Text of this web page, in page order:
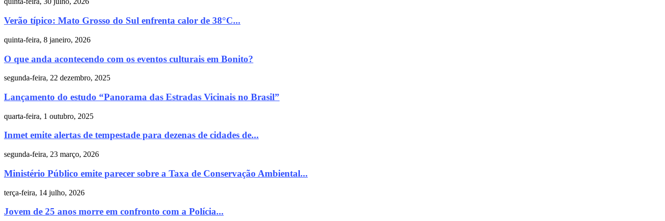
Verão típico: Mato Grosso do Sul enfrenta calor de 38°C...
quinta-feira, 8 janeiro, 2026
O que anda acontecendo com os eventos culturais em Bonito?
segunda-feira, 22 dezembro, 2025
Lançamento do estudo “Panorama das Estradas Vicinais no Brasil”
quarta-feira, 1 outubro, 2025
Inmet emite alertas de tempestade para dezenas de cidades de...
segunda-feira, 23 março, 2026
Ministério Público emite parecer sobre a Taxa de Conservação Ambiental...
terça-feira, 14 julho, 2026
Jovem de 25 anos morre em confronto com a Polícia...